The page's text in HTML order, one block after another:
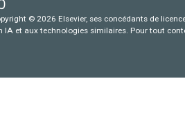
© 2026 Elsevier, ses concédants de
IA et aux technologies similaires. Pour tout